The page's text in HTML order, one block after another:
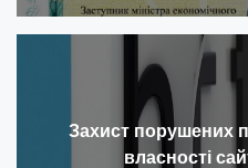
Захист порушених
власності